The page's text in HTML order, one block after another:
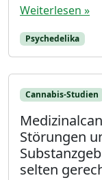
Weiterlesen »
Psychedelika
Cannabis-Studien
Störungen
selten